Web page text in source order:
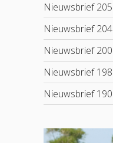
Nieuwsbrief 205
Nieuwsbrief 204
Nieuwsbrief 200
Nieuwsbrief 198
Nieuwsbrief 190